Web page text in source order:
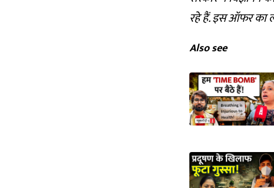
रहे हैं. इसऑफर का
Also see